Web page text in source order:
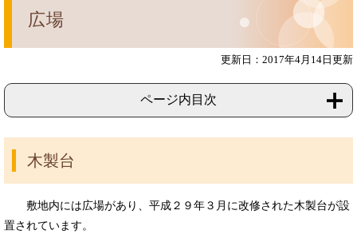
広場
更新日：2017年4月14日更新
ページ内目次
木製台
敷地内には広場があり、平成２９年３月に改修された木製台が設
置されています。